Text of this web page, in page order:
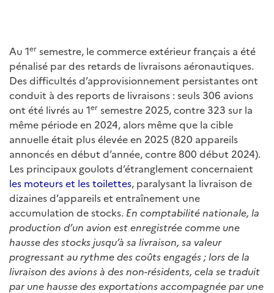
Au 1er semestre, le commerce extérieur français a été
pénalisé par des retards de livraisons aéronautiques.
Des difficultés d’approvisionnement persistantes ont
conduit à des reports de livraisons : seuls 306 avions
ont été livrés au 1er semestre 2025, contre 323 sur la
même période en 2024, alors même que la cible
annuelle était plus élevée en 2025 (820 appareils
annoncés en début d’année, contre 800 début 2024).
Les principaux goulots d’étranglement concernaient
les moteurs et les toilettes, paralysant la livraison de
dizaines d’appareils et entraînement une
accumulation de stocks. En comptabilité nationale, la
production d’un avion est enregistrée comme une
hausse des stocks jusqu’à sa livraison, sa valeur
progressant au rythme des coûts engagés ; lors de la
livraison des avions à des non-résidents, cela se traduit
par une hausse des exportations accompagnée par une